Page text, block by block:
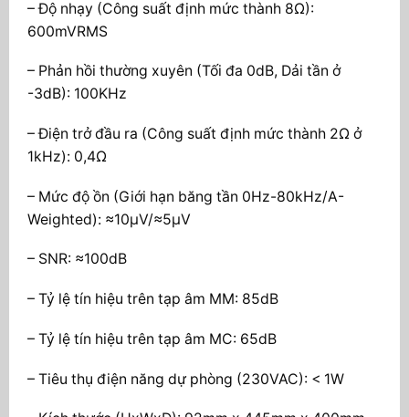
– Độ nhạy (Công suất định mức thành 8Ω):
600mVRMS
– Phản hồi thường xuyên (Tối đa 0dB, Dải tần ở
-3dB): 100KHz
– Điện trở đầu ra (Công suất định mức thành 2Ω ở
1kHz): 0,4Ω
– Mức độ ồn (Giới hạn băng tần 0Hz-80kHz/A-
Weighted): ≈10µV/≈5µV
– SNR: ≈100dB
– Tỷ lệ tín hiệu trên tạp âm MM: 85dB
– Tỷ lệ tín hiệu trên tạp âm MC: 65dB
– Tiêu thụ điện năng dự phòng (230VAC): < 1W